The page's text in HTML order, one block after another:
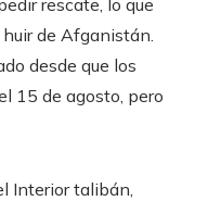
rescate, lo que
de Afganistán.
desde que los
15 de agosto, pero
Interior talibán,